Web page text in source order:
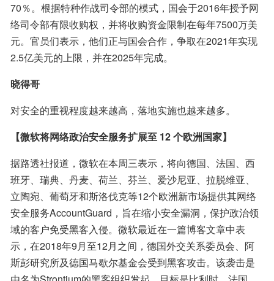
70％。根据特种作战司令部的模式，国会于2016年授予网
络司令部有限收购权，并将收购资金限制在每年7500万美
元。官员们表示，他们正与国会合作，争取在2021年实现
2.5亿美元的上限，并在2025年完成。
晓得哥
对安全的重视程度越来越高，落地实施也越来越多。
【微软将网络政治安全服务扩展至 12 个欧洲国家】
据路透社报道，微软在本周三表示，将向德国、法国、西
班牙、瑞典、丹麦、荷兰、芬兰、爱沙尼亚、拉脱维亚、
立陶宛、葡萄牙和斯洛伐克等12个欧洲新市场提供其网络
安全服务AccountGuard，旨在缩小安全漏洞，保护政治领
域的客户免受黑客入侵。微软最近在一篇博客文章中表
示，在2018年9月至12月之间，德国外交关系委员会、阿
斯彭研究所及德国马歇尔基金会受到黑客攻击。该袭击是